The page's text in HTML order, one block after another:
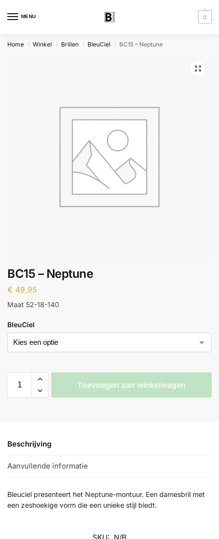
MENU 0
Home / Winkel / Brillen / BleuCiel / BC15 – Neptune
BC15 – Neptune
€ 49,95
Maat 52-18-140
BleuCiel
Toevoegen aan winkelwagen
Beschrijving
Aanvullende informatie
Bleuciel presenteert het Neptune-montuur. Een damesbril met
een zeshoekige vorm die een unieke stijl biedt.